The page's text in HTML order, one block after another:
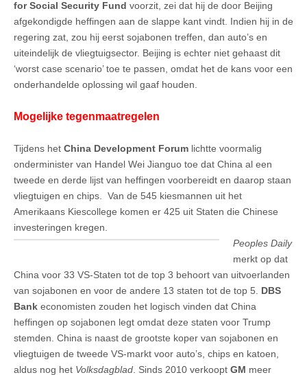
for Social Security Fund voorzit, zei dat hij de door Beijing
afgekondigde heffingen aan de slappe kant vindt. Indien hij in de
regering zat, zou hij eerst sojabonen treffen, dan auto’s en
uiteindelijk de vliegtuigsector. Beijing is echter niet gehaast dit
‘worst case scenario’ toe te passen, omdat het de kans voor een
onderhandelde oplossing wil gaaf houden.
Mogelijke tegenmaatregelen
Tijdens het China Development Forum lichtte voormalig
onderminister van Handel Wei Jianguo toe dat China al een
tweede en derde lijst van heffingen voorbereidt en daarop staan
vliegtuigen en chips. Van de 545 kiesmannen uit het
Amerikaans Kiescollege komen er 425 uit Staten die Chinese
investeringen kregen.
Peoples Daily
merkt op dat
China voor 33 VS-Staten tot de top 3 behoort van uitvoerlanden
van sojabonen en voor de andere 13 staten tot de top 5. DBS
Bank economisten zouden het logisch vinden dat China
heffingen op sojabonen legt omdat deze staten voor Trump
stemden. China is naast de grootste koper van sojabonen en
vliegtuigen de tweede VS-markt voor auto’s, chips en katoen,
aldus nog het Volksdagblad . Sinds 2010 verkoopt GM meer